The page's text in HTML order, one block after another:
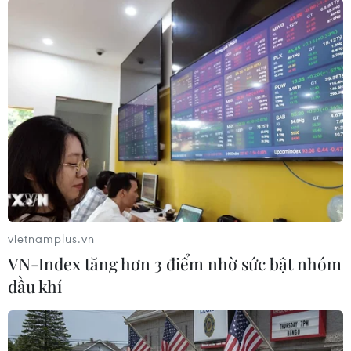
(TTXVN/Vietnam+)
vietnamplus.vn
VN-Index tăng hơn 3 điểm nhờ sức bật nhóm
dầu khí